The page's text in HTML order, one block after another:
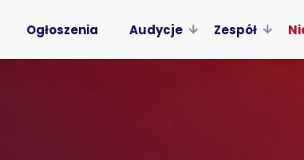
Ogłoszenia Audycje Zespół